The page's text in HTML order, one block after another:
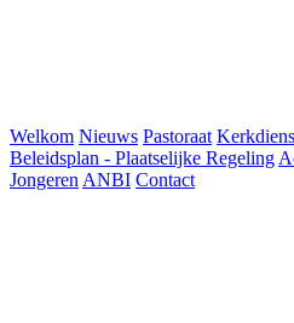
Welkom Nieuws Pastoraat
Beleidsplan - Plaatselijke Regeling
Jongeren ANBI Contact